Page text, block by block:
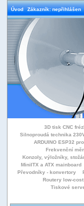
Úvod Zákazník: nepřihlášen
3D tisk CNC
Silnoproudá technika
ARDUINO ESP32
Frekvenční
Konzoly, výložníky,
MiniITX a ATX mainboard
Převodníky - konvertory
Routery low-cost
Tiskové